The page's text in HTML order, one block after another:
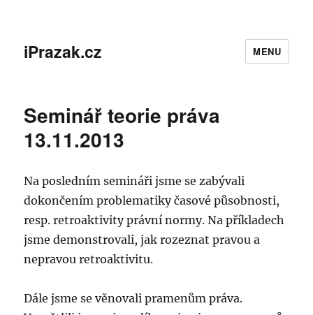
iPrazak.cz MENU
Seminář teorie práva
13.11.2013
Na posledním semináři jsme se zabývali
dokončením problematiky časové působnosti,
resp. retroaktivity právní normy. Na příkladech
jsme demonstrovali, jak rozeznat pravou a
nepravou retroaktivitu.
Dále jsme se věnovali pramenům práva.